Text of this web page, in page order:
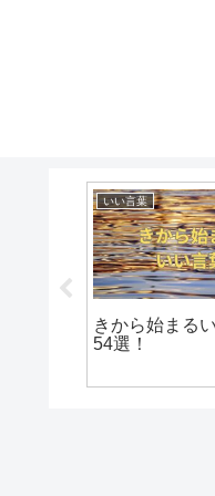
いい言葉
きから始まる
54選！